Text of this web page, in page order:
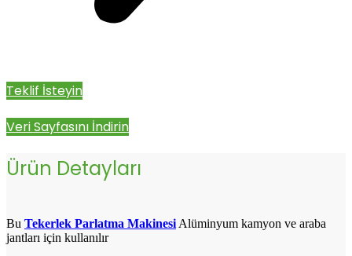
Teklif İsteyin
Veri Sayfasını İndirin
Ürün Detayları
Bu Tekerlek Parlatma Makinesi Alüminyum kamyon ve araba
jantları için kullanılır